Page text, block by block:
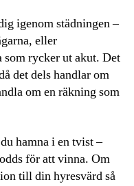
igenom städningen –
eller
som rycker ut akut. Det
det dels handlar om
om en räkning som
hamna i en tvist –
för att vinna. Om
till din hyresvärd så